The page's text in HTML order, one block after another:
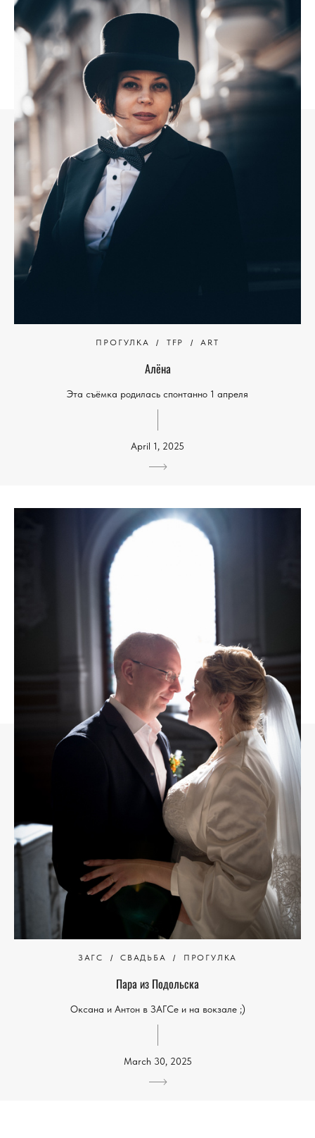
ПРОГУЛКА TFP ART
Алёна
Эта съёмка родилась спонтанно 1 апреля
April 1, 2025
ЗАГС СВАДЬБА ПРОГУЛКА
Пара из Подольска
Оксана и Антон в ЗАГСе и на вокзале ;)
March 30, 2025